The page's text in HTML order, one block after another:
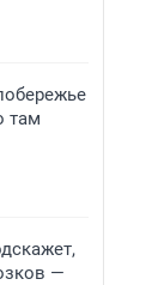
там
—